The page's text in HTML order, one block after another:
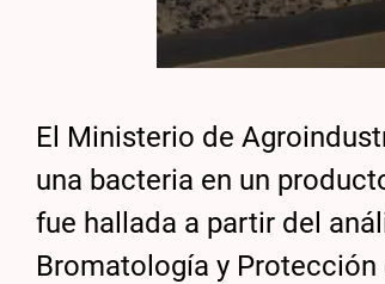
El Ministerio de
una bacteria en un
fue hallada a partir del
Bromatología y